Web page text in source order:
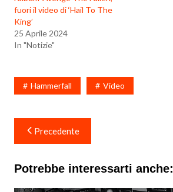
fuori il video di ‘Hail To The
King’
25 Aprile 2024
In "Notizie"
Hammerfall Video
Navigazione
articoli
Precedente
Potrebbe interessarti anche: